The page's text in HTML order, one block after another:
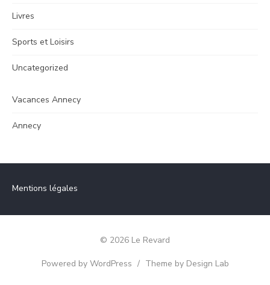
Livres
Sports et Loisirs
Uncategorized
Vacances Annecy
Annecy
Mentions légales
© 2026 Le Revard
Powered by WordPress / Theme by Design Lab